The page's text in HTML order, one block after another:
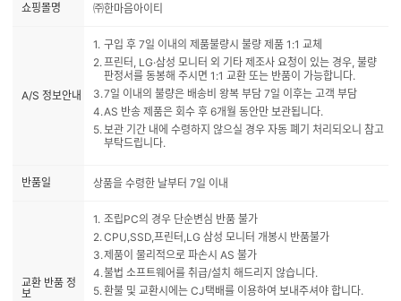
쇼핑몰명 ㈜한마음아이티
A/S 정보안내
구입 후 7일 이내의 제품불량시 불량 제품 1:1 교체
프린터, LG·삼성 모니터 외 기타 제조사 요청이 있는 경우, 불량
판정서를 동봉해 주시면 1:1 교환 또는 반품이 가능합니다.
7일 이내의 불량은 배송비 왕복 부담 7일 이후는 고객 부담
AS 반송 제품은 회수 후 6개월 동안만 보관됩니다.
보관 기간 내에 수령하지 않으실 경우 자동 폐기 처리되오니 참고
부탁드립니다.
반품일 상품을 수령한 날부터 7일 이내
교환 반품 정
보
조립PC의 경우 단순변심 반품 불가
CPU,SSD,프린터,LG 삼성 모니터 개봉시 반품불가
제품이 물리적으로 파손시 AS 불가
불법 소프트웨어를 취급/설치 해드리지 않습니다.
환불 및 교환시에는 CJ택배를 이용하여 보내주셔야 합니다.